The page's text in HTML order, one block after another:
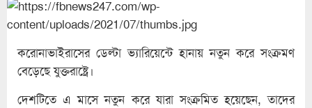
করোনাভাইরাসের ডেল্টা ভ্যারিয়েন্টে হানায় নতুন করে সংক্রমণ
বেড়েছে যুক্তরাষ্ট্রে।
দেশটিতে এ মাসে নতুন করে যারা সংক্রমিত হয়েছেন, তাদের